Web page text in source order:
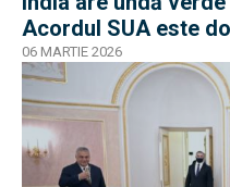
Acordul SUA este
06 MARTIE 2026